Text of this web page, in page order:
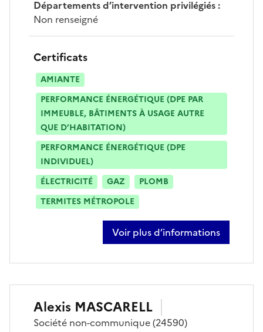
Départements d’intervention privilégiés:
Non renseigné
Certificats
AMIANTE
PERFORMANCE ÉNERGÉTIQUE (DPE PAR
IMMEUBLE, BÂTIMENTS À USAGE AUTRE
QUE D’HABITATION)
PERFORMANCE ÉNERGÉTIQUE (DPE
INDIVIDUEL)
ÉLECTRICITÉ
GAZ
PLOMB
TERMITES MÉTROPOLE
Voir plus d’informations
sur antoine jumelle
Alexis MASCARELL
Société non-communique(24590)